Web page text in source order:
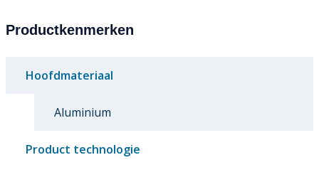
Productkenmerken
Hoofdmateriaal
Aluminium
Product technologie